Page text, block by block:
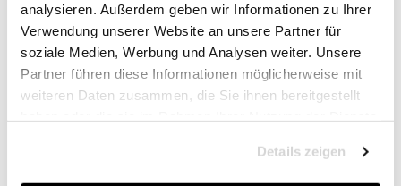
analysieren. Außerdem geben wir Informationen zu Ihrer
Verwendung unserer Website an unsere Partner für
soziale Medien, Werbung und Analysen weiter. Unsere
Partner führen diese Informationen möglicherweise mit
weiteren Daten zusammen, die Sie ihnen bereitgestellt
Details zeigen